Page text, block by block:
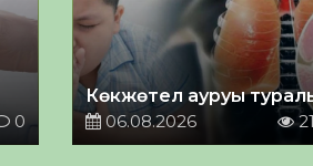
0
Көкжөтел ауруы
06.08.2026
21